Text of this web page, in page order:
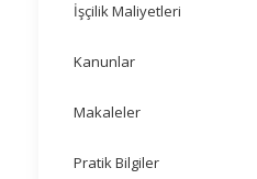
İşçilik Maliyetleri
Kanunlar
Makaleler
Pratik Bilgiler